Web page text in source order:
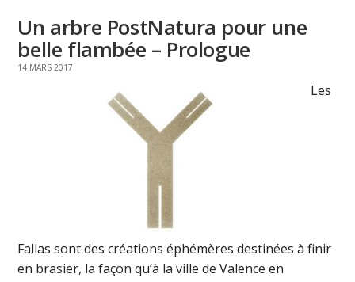
Un arbre PostNatura pour une
belle flambée – Prologue
14 MARS 2017
Les
Fallas sont des créations éphémères destinées à finir
en brasier, la façon qu’à la ville de Valence en